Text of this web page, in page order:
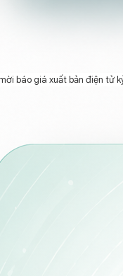
báo giá xuất bản điện tử